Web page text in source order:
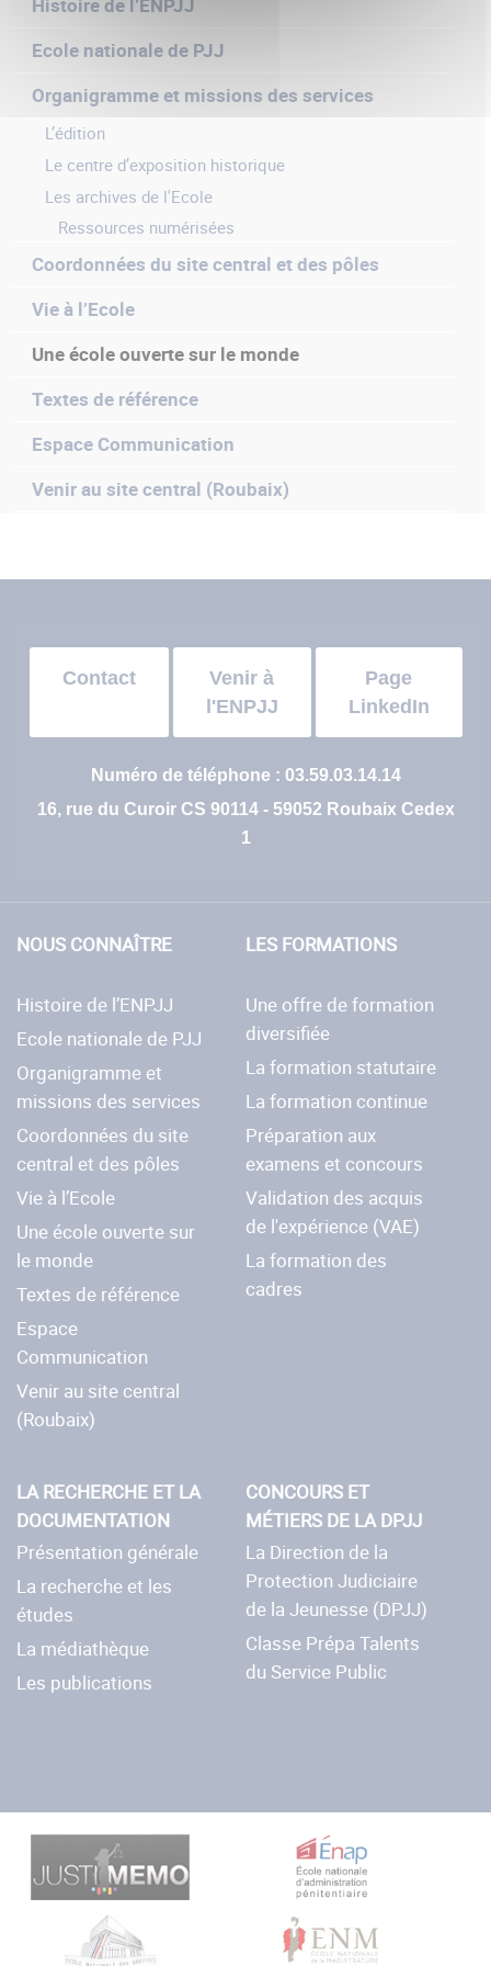
Ecole nationale de PJJ
Organigramme et missions des services
L’édition
Le centre d’exposition historique
Les archives de l'Ecole
Ressources numérisées
Coordonnées du site central et des pôles
Vie à l’Ecole
Une école ouverte sur le monde
Textes de référence
Espace Communication
Venir au site central (Roubaix)
Contact
Venir à
l'ENPJJ
Page
LinkedIn
Numéro de téléphone : 03.59.03.14.14
16, rue du Curoir CS 90114 - 59052 Roubaix Cedex
1
NOUS CONNAÎTRE
Histoire de l’ENPJJ
Ecole nationale de PJJ
Organigramme et
missions des services
Coordonnées du site
central et des pôles
Vie à l’Ecole
Une école ouverte sur
le monde
Textes de référence
Espace
Communication
Venir au site central
(Roubaix)
LES FORMATIONS
Une offre de formation
diversifiée
La formation statutaire
La formation continue
Préparation aux
examens et concours
Validation des acquis
de l'expérience (VAE)
La formation des
cadres
LA RECHERCHE ET LA
DOCUMENTATION
Présentation générale
La recherche et les
études
La médiathèque
Les publications
CONCOURS ET
MÉTIERS DE LA DPJJ
La Direction de la
Protection Judiciaire
de la Jeunesse (DPJJ)
Classe Prépa Talents
du Service Public